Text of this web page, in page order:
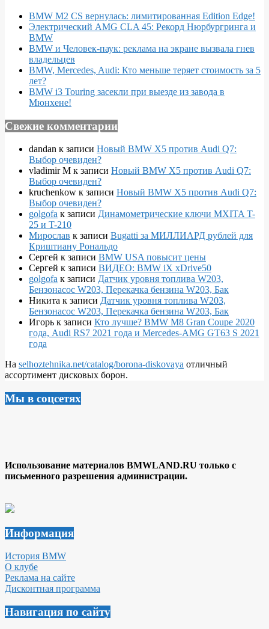
BMW M2 CS вернулась: лимитированная Edition Edge!
Электрический AMG CLA 45: Рекорд Нюрбургринга и
BMW
BMW и Человек-паук: реклама на экране вызвала гнев
владельцев
BMW, Mercedes, Audi: Кто меньше теряет стоимость за 5
лет?
BMW i3 Touring засекли при выезде из завода в
Мюнхене!
Свежие комментарии
dandan к записи Новый BMW X5 против Audi Q7:
Выбор очевиден?
vladimir M к записи Новый BMW X5 против Audi Q7:
Выбор очевиден?
kruchenkow к записи Новый BMW X5 против Audi Q7:
Выбор очевиден?
golgofa к записи Динамометрические ключи MXITA T-
25 и T-210
Мирослав к записи Bugatti за МИЛЛИАРД рублей для
Криштиану Рональдо
Сергей к записи BMW USA повысит цены
Сергей к записи ВИДЕО: BMW iX xDrive50
golgofa к записи Датчик уровня топлива W203,
Бензонасос W203, Перекачка бензина W203, Бак
Никита к записи Датчик уровня топлива W203,
Бензонасос W203, Перекачка бензина W203, Бак
Игорь к записи Кто лучше? BMW M8 Gran Coupe 2020
года, Audi RS7 2021 года и Mercedes-AMG GT63 S 2021
года
На selhoztehnika.net/catalog/borona-diskovaya отличный
ассортимент дисковых борон.
Мы в соцсетях
Использование материалов BMWLAND.RU только с
письменного разрешения администрации.
Информация
История BMW
О клубе
Реклама на сайте
Дисконтная программа
Навигация по сайту